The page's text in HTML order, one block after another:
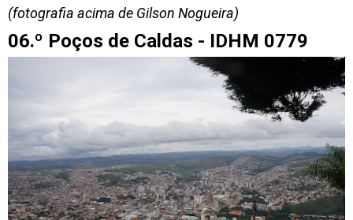
(fotografia acima de Gilson Nogueira)
06.º Poços de Caldas - IDHM 0779